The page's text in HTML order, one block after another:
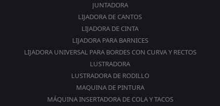
JUNTADORA
LIJADORA DE CANTOS
LIJADORA DE CINTA
LIJADORA PARA BARNICES
LIJADORA UNIVERSAL PARA BORDES CON CURVA Y RECTOS
LUSTRADORA
LUSTRADORA DE RODILLO
MAQUINA DE PINTURA
MÁQUINA INSERTADORA DE COLA Y TACOS